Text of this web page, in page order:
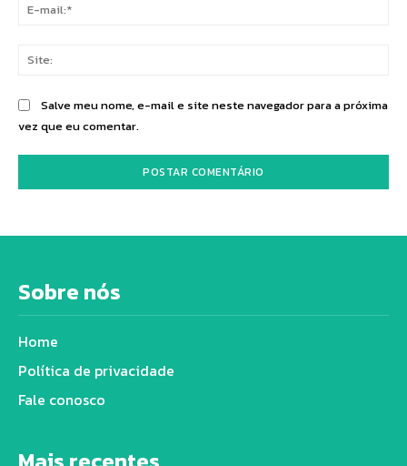
Salve meu nome, e-mail e site neste navegador para a próxima
vez que eu comentar.
Sobre nós
Home
Política de privacidade
Fale conosco